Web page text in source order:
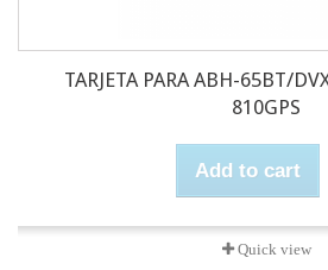
TARJETA PARA ABH-65BT/
810GPS
Add to cart
Quick view